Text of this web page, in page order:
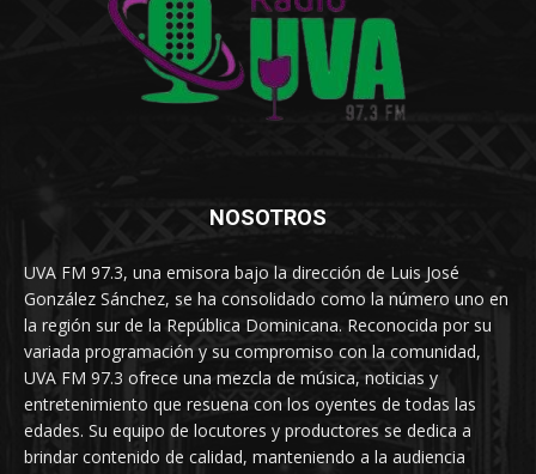
NOSOTROS
UVA FM 97.3, una emisora bajo la dirección de Luis José
González Sánchez, se ha consolidado como la número uno en
la región sur de la República Dominicana. Reconocida por su
variada programación y su compromiso con la comunidad,
UVA FM 97.3 ofrece una mezcla de música, noticias y
entretenimiento que resuena con los oyentes de todas las
edades. Su equipo de locutores y productores se dedica a
brindar contenido de calidad, manteniendo a la audiencia